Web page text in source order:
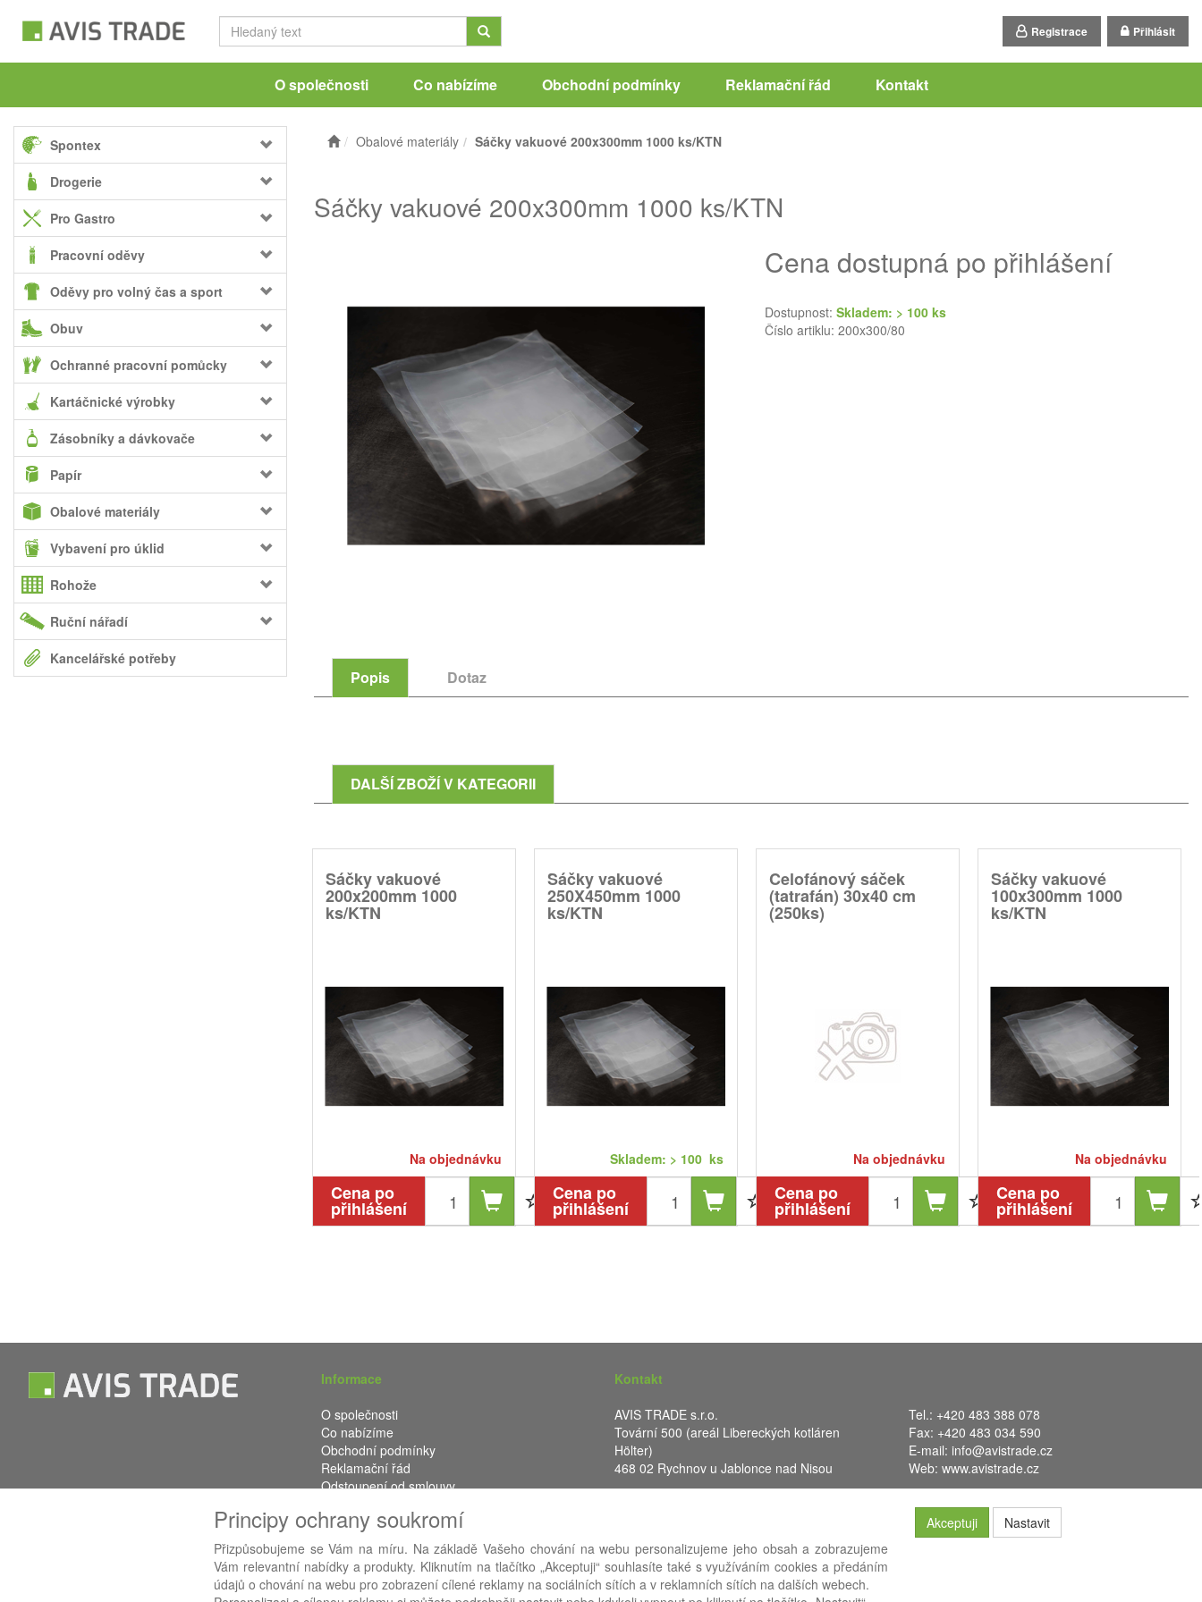
Registrace Přihlásit
O společnosti Co nabízíme Obchodní podmínky Reklamační řád Kontakt
Spontex
Drogerie
Pro Gastro
Pracovní oděvy
Oděvy pro volný čas a sport
Obuv
Ochranné pracovní pomůcky
Kartáčnické výrobky
Zásobníky a dávkovače
Papír
Obalové materiály
Vybavení pro úklid
Rohože
Ruční nářadí
Kancelářské potřeby
Obalové materiály Sáčky vakuové 200x300mm 1000 ks/KTN
Sáčky vakuové 200x300mm 1000 ks/KTN
Cena dostupná po přihlášení
Dostupnost: Skladem: > 100 ks
Číslo artiklu: 200x300/80
Popis Dotaz
DALŠÍ ZBOŽÍ V KATEGORII
Sáčky vakuové
200x200mm 1000
ks/KTN
Na objednávku
Cena po
přihlášení
Sáčky vakuové
250X450mm 1000
ks/KTN
Skladem: > 100 ks
Cena po
přihlášení
Celofánový sáček
(tatrafán) 30x40 cm
(250ks)
Na objednávku
Cena po
přihlášení
Sáčky vakuové
100x300mm 1000
ks/KTN
Na objednávku
Cena po
přihlášení
Informace
O společnosti
Co nabízíme
Obchodní podmínky
Reklamační řád
Odstoupení od smlouvy
Kontakt
AVIS TRADE s.r.o.
Tovární 500 (areál Libereckých kotláren
Hölter)
468 02 Rychnov u Jablonce nad Nisou
Tel.: +420 483 388 078
Fax: +420 483 034 590
E-mail: info@avistrade.cz
Web: www.avistrade.cz
Používáme ABRA eShop- nejlepší řešení e-commerce pro náš procesní informační systémFLORES
Principy ochrany soukromí
Přizpůsobujeme se Vám na míru. Na základě Vašeho chování na webu personalizujeme jeho obsah a zobrazujeme
Vám relevantní nabídky a produkty. Kliknutím na tlačítko „Akceptuji“ souhlasíte také s využíváním cookies a předáním
údajů o chování na webu pro zobrazení cílené reklamy na sociálních sítích a v reklamních sítích na dalších webech.
Akceptuji Nastavit